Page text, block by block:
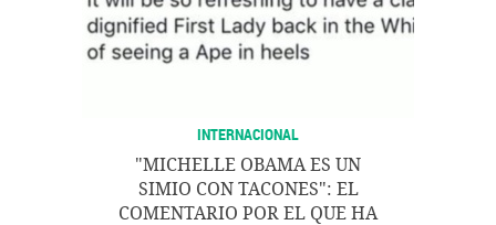
INTERNACIONAL
"MICHELLE OBAMA ES UN
SIMIO CON TACONES": EL
COMENTARIO POR EL QUE HA